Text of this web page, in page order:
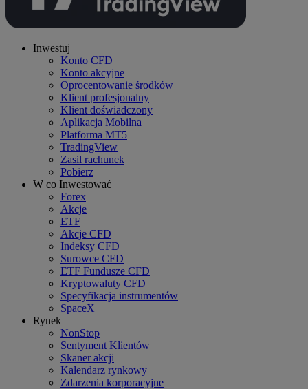
Inwestuj
Konto CFD
Konto akcyjne
Oprocentowanie środków
Klient profesjonalny
Klient doświadczony
Aplikacja Mobilna
Platforma MT5
TradingView
Zasil rachunek
Pobierz
W co Inwestować
Forex
Akcje
ETF
Akcje CFD
Indeksy CFD
Surowce CFD
ETF Fundusze CFD
Kryptowaluty CFD
Specyfikacja instrumentów
SpaceX
Rynek
NonStop
Sentyment Klientów
Skaner akcji
Kalendarz rynkowy
Zdarzenia korporacyjne